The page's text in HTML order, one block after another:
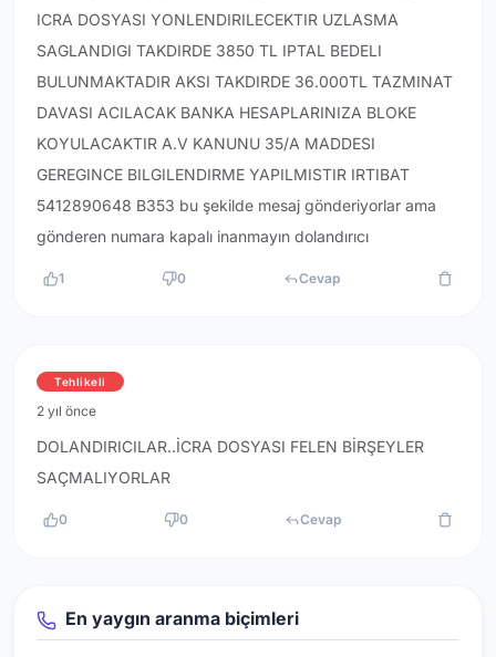
ICRA DOSYASI YONLENDIRILECEKTIR UZLASMA
SAGLANDIGI TAKDIRDE 3850 TL IPTAL BEDELI
BULUNMAKTADIR AKSI TAKDIRDE 36.000TL TAZMINAT
DAVASI ACILACAK BANKA HESAPLARINIZA BLOKE
KOYULACAKTIR A.V KANUNU 35/A MADDESI
GEREGINCE BILGILENDIRME YAPILMISTIR IRTIBAT
5412890648 B353 bu şekilde mesaj gönderiyorlar ama
gönderen numara kapalı inanmayın dolandırıcı
1 0 Cevap
Tehlikeli
2 yıl önce
DOLANDIRICILAR..İCRA DOSYASI FELEN BİRŞEYLER
SAÇMALIYORLAR
0 0 Cevap
En yaygın aranma biçimleri